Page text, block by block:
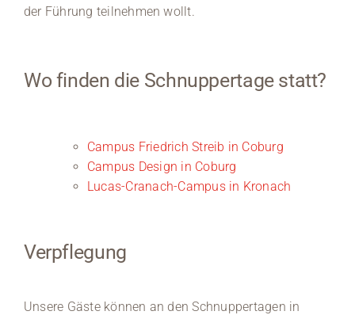
der Führung teilnehmen wollt.
Wo finden die Schnuppertage statt?
Campus Friedrich Streib in Coburg
Campus Design in Coburg
Lucas-Cranach-Campus in Kronach
Verpflegung
Unsere Gäste können an den Schnuppertagen in